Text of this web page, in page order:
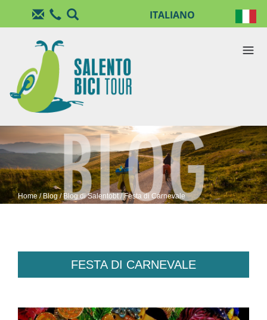
Salta al contenuto principale
Home/Blog/Blog di Salentobt/ Festa di Carnevale
FESTA DI CARNEVALE